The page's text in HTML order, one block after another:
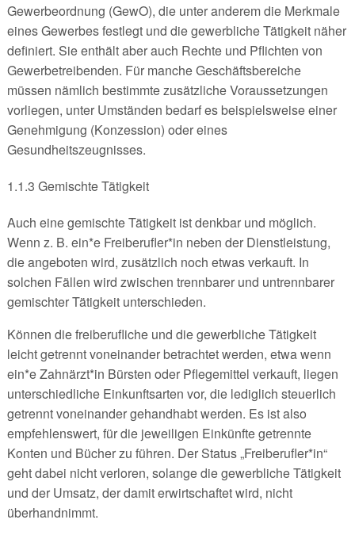
Gewerbeordnung (GewO), die unter anderem die Merkmale
eines Gewerbes festlegt und die gewerbliche Tätigkeit näher
definiert. Sie enthält aber auch Rechte und Pflichten von
Gewerbetreibenden. Für manche Geschäftsbereiche
müssen nämlich bestimmte zusätzliche Voraussetzungen
vorliegen, unter Umständen bedarf es beispielsweise einer
Genehmigung (Konzession) oder eines
Gesundheitszeugnisses.
1.1.3 Gemischte Tätigkeit
Auch eine gemischte Tätigkeit ist denkbar und möglich.
Wenn z. B. ein*e Freiberufler*in neben der Dienstleistung,
die angeboten wird, zusätzlich noch etwas verkauft. In
solchen Fällen wird zwischen trennbarer und untrennbarer
gemischter Tätigkeit unterschieden.
Können die freiberufliche und die gewerbliche Tätigkeit
leicht getrennt voneinander betrachtet werden, etwa wenn
ein*e Zahnärzt*in Bürsten oder Pflegemittel verkauft, liegen
unterschiedliche Einkunftsarten vor, die lediglich steuerlich
getrennt voneinander gehandhabt werden. Es ist also
empfehlenswert, für die jeweiligen Einkünfte getrennte
Konten und Bücher zu führen. Der Status „Freiberufler*in“
geht dabei nicht verloren, solange die gewerbliche Tätigkeit
und der Umsatz, der damit erwirtschaftet wird, nicht
überhandnimmt.